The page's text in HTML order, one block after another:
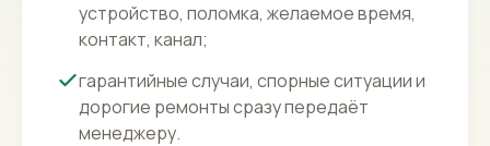
устройство, поломка, желаемое время,
контакт, канал;
гарантийные случаи, спорные ситуации и
дорогие ремонты сразу передаёт
менеджеру.